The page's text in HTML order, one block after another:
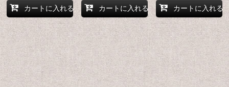
カートに入れる カートに入れる カートに入れる